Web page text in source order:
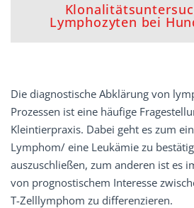
Lymphozyten bei
Sie befinden sich
Die diagnostische Abklärung von
Prozessen ist eine häufige
Kleintierpraxis. Dabei geht es zum
Lymphom/ eine Leukämie zu
auszuschließen, zum anderen ist es
von prognostischem Interesse
T-Zelllymphom zu differenzieren.